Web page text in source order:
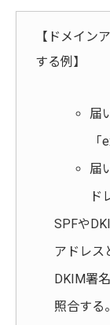
【ドメイン
する例】
届
「
届
ド
SPFや
アドレス
DKIM署
照合する